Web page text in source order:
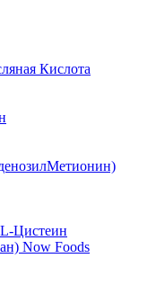
Кислота
Цистеин
Now Foods